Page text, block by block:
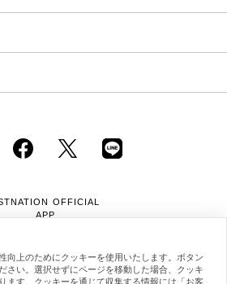
OFFICIAL
APP
向上のためにクッキーを使用いたします。ボタン
さい。選択せずにページを移動した場合、クッキ
ます。クッキーを通じて収集する情報には「お客